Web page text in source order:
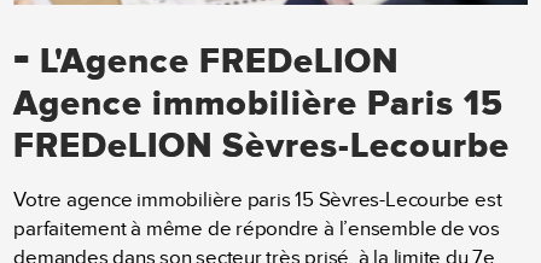
- L'Agence FREDeLION
Agence immobilière Paris 15
FREDeLION Sèvres-Lecourbe
Votre agence immobilière paris 15 Sèvres-Lecourbe est
parfaitement à même de répondre à l’ensemble de vos
demandes dans son secteur très prisé, à la limite du 7e